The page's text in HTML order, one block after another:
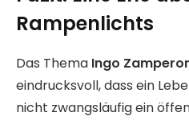
Rampenlichts
Das Thema Ingo
eindrucksvoll, dass ein
nicht zwangsläufig ein